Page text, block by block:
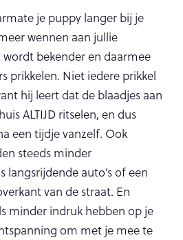
je puppy langer bij je
wennen aan jullie
bekender en daarmee
prikkelen. Niet iedere prikkel
hij leert dat de blaadjes aan
ALTIJD ritselen, en dus
een tijdje vanzelf. Ook
steeds minder
langsrijdende auto’s of een
van de straat. En
minder indruk hebben op je
om met je mee te